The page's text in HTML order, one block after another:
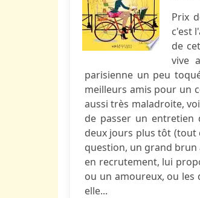
Prix
c'est
de
vive
parisienne un peu
meilleurs amis pour un
aussi très maladroite,
de passer un entretien
deux jours plus tôt (tout
question, un grand brun
en recrutement, lui
ou un amoureux, ou les
elle...